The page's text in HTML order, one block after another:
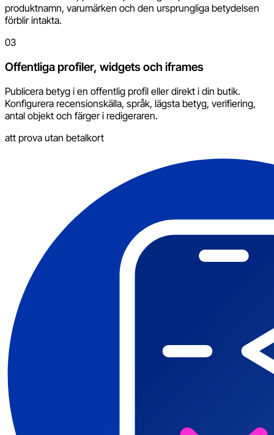
produktnamn, varumärken och den ursprungliga betydelsen
förblir intakta.
03
Offentliga profiler, widgets och iframes
Publicera betyg i en offentlig profil eller direkt i din butik.
Konfigurera recensionskälla, språk, lägsta betyg, verifiering,
antal objekt och färger i redigeraren.
att prova utan betalkort